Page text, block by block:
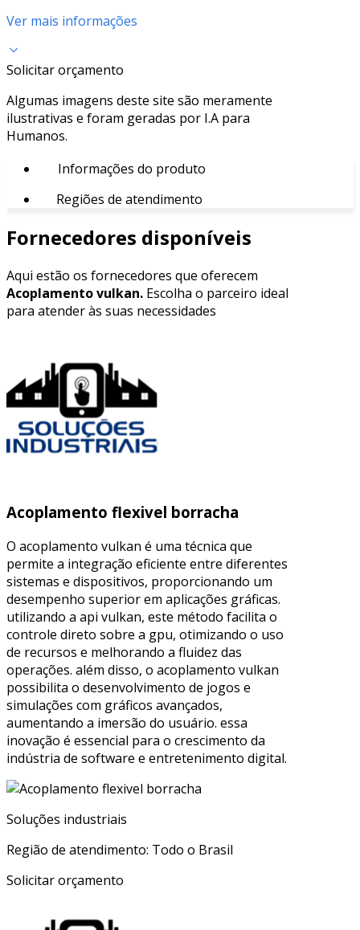
Ver mais informações
Solicitar orçamento
Algumas imagens deste site são meramente
ilustrativas e foram geradas por I.A para
Humanos.
Informações do produto
Regiões de atendimento
Fornecedores disponíveis
Aqui estão os fornecedores que oferecem
Acoplamento vulkan. Escolha o parceiro ideal
para atender às suas necessidades
Acoplamento flexivel borracha
O acoplamento vulkan é uma técnica que
permite a integração eficiente entre diferentes
sistemas e dispositivos, proporcionando um
desempenho superior em aplicações gráficas.
utilizando a api vulkan, este método facilita o
controle direto sobre a gpu, otimizando o uso
de recursos e melhorando a fluidez das
operações. além disso, o acoplamento vulkan
possibilita o desenvolvimento de jogos e
simulações com gráficos avançados,
aumentando a imersão do usuário. essa
inovação é essencial para o crescimento da
indústria de software e entretenimento digital.
Soluções industriais
Região de atendimento: Todo o Brasil
Solicitar orçamento